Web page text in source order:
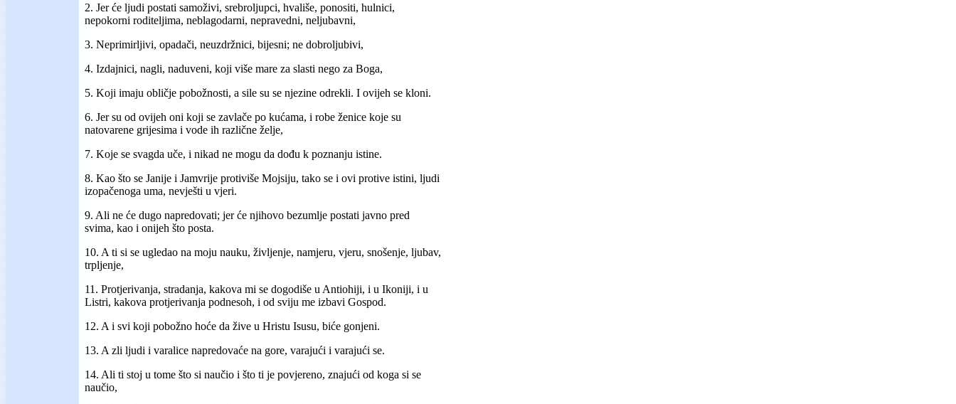
2. Jer će ljudi postati samoživi, srebroljupci, hvališe, ponositi, hulnici,
nepokorni roditeljima, neblagodarni, nepravedni, neljubavni,
3. Neprimirljivi, opadači, neuzdržnici, bijesni; ne dobroljubivi,
4. Izdajnici, nagli, naduveni, koji više mare za slasti nego za Boga,
5. Koji imaju obličje pobožnosti, a sile su se njezine odrekli. I ovijeh se kloni.
6. Jer su od ovijeh oni koji se zavlače po kućama, i robe ženice koje su
natovarene grijesima i vode ih različne želje,
7. Koje se svagda uče, i nikad ne mogu da dođu k poznanju istine.
8. Kao što se Janije i Jamvrije protiviše Mojsiju, tako se i ovi protive istini, ljudi
izopačenoga uma, nevješti u vjeri.
9. Ali ne će dugo napredovati; jer će njihovo bezumlje postati javno pred
svima, kao i onijeh što posta.
10. A ti si se ugledao na moju nauku, življenje, namjeru, vjeru, snošenje, ljubav,
trpljenje,
11. Protjerivanja, stradanja, kakova mi se dogodiše u Antiohiji, i u Ikoniji, i u
Listri, kakova protjerivanja podnesoh, i od sviju me izbavi Gospod.
12. A i svi koji pobožno hoće da žive u Hristu Isusu, biće gonjeni.
13. A zli ljudi i varalice napredovaće na gore, varajući i varajući se.
14. Ali ti stoj u tome što si naučio i što ti je povjereno, znajući od koga si se
naučio,